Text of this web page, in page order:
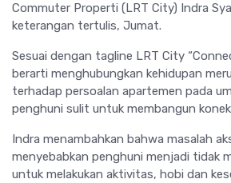
Commuter Properti (LRT City) Indra
keterangan tertulis, Jumat.
Sesuai dengan tagline LRT City
berarti menghubungkan kehidupan
terhadap persoalan apartemen pada
penghuni sulit untuk membangun
Indra menambahkan bahwa masalah
menyebabkan penghuni menjadi tidak
untuk melakukan aktivitas, hobi dan